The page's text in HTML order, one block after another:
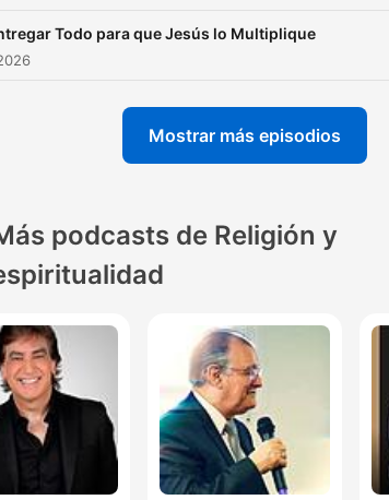
Todo para que Jesús lo Multiplique
Mostrar más episodios
podcasts de Religión y